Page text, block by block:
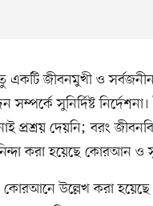
একটি জীবনমুখী ও
সম্পর্কে সুনির্দিষ্ট
প্রশ্রয় দেয়নি; বরং
করা হয়েছে কোরআন ও
কোরআনে উল্লেখ করা হয়েছে